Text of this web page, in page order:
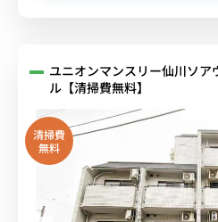
ユニオンマンスリー仙川ソア
ル【清掃費無料】
清掃費
無料